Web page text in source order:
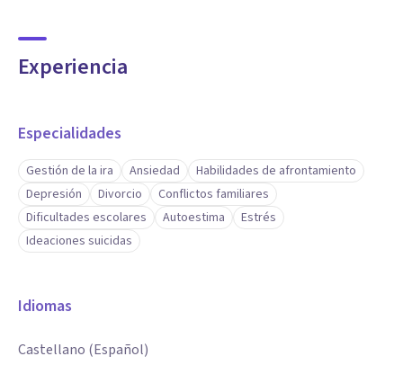
Experiencia
Especialidades
Gestión de la ira Ansiedad
Habilidades de afrontamiento
Depresión
Divorcio
Conflictos familiares
Dificultades escolares
Autoestima
Estrés
Ideaciones suicidas
Idiomas
Castellano (Español)